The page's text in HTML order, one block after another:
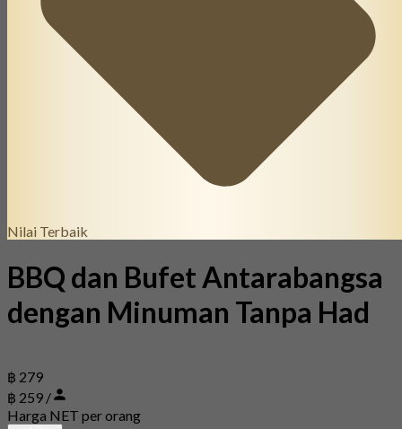
Nilai Terbaik
BBQ dan Bufet Antarabangsa
dengan Minuman Tanpa Had
฿ 279
฿ 259 /
Harga NET per orang